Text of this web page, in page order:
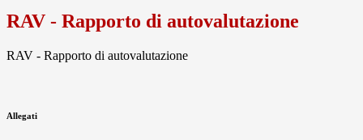
RAV - Rapporto di autovalutazione
RAV - Rapporto di autovalutazione
Allegati